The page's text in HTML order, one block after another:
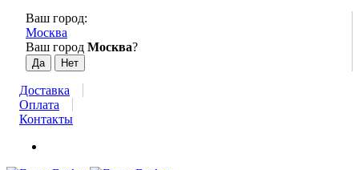
Ваш город:
Москва
Ваш город Москва?
Доставка
Оплата
Контакты